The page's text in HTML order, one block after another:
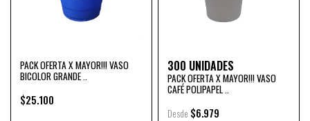
PACK OFERTA X MAYOR!!! VASO
BICOLOR GRANDE ..
$25.100
300 UNIDADES
PACK OFERTA X MAYOR!!! VASO
CAFÉ POLIPAPEL ..
Desde $6.979